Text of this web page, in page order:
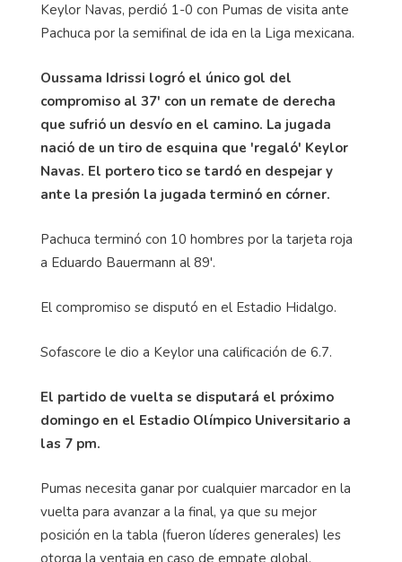
Keylor Navas, perdió 1-0 con Pumas de visita ante
Pachuca por la semifinal de ida en la Liga mexicana.
Oussama Idrissi logró el único gol del
compromiso al 37' con un remate de derecha
que sufrió un desvío en el camino. La jugada
nació de un tiro de esquina que 'regaló' Keylor
Navas. El portero tico se tardó en despejar y
ante la presión la jugada terminó en córner.
Pachuca terminó con 10 hombres por la tarjeta roja
a Eduardo Bauermann al 89'.
El compromiso se disputó en el Estadio Hidalgo.
Sofascore le dio a Keylor una calificación de 6.7.
El partido de vuelta se disputará el próximo
domingo en el Estadio Olímpico Universitario a
las 7 pm.
Pumas necesita ganar por cualquier marcador en la
vuelta para avanzar a la final, ya que su mejor
posición en la tabla (fueron líderes generales) les